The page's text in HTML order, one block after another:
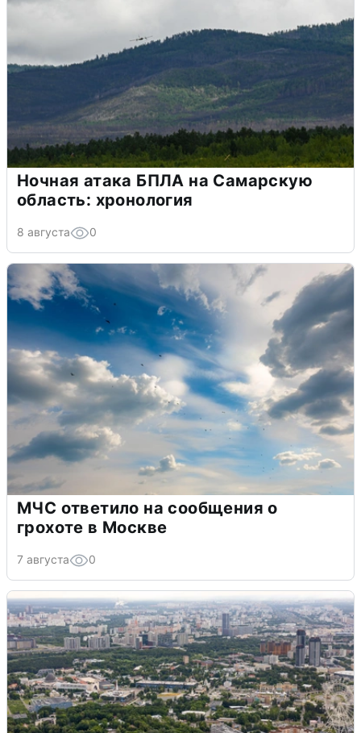
Ночная атака БПЛА на Самарскую
область: хронология
8 августа 0
МЧС ответило на сообщения о
грохоте в Москве
7 августа 0